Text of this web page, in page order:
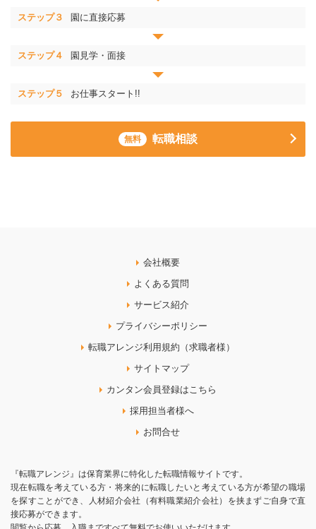
ステップ３ 園に直接応募
ステップ４ 園見学・面接
ステップ５ お仕事スタート!!
無料 転職相談
会社概要
よくある質問
サービス紹介
プライバシーポリシー
転職アレンジ利用規約（求職者様）
サイトマップ
カンタン会員登録はこちら
採用担当者様へ
お問合せ
『転職アレンジ』は保育業界に特化した転職情報サイトです。
現在転職を考えている方・将来的に転職したいと考えている方が希望の職場
を探すことができ、人材紹介会社（有料職業紹介会社）を挟まずご自身で直
接応募ができます。